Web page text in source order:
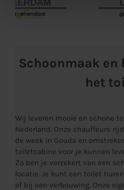
Schoonmaak en
het
Wij leveren mooie en schone
Nederland. Onze chauffeurs
de week in Gouda en
toiletcabine voor je kunnen
Zo ben je verzekert van een
locatie. Je kunt een toilet
of bij een verbouwing. Onze